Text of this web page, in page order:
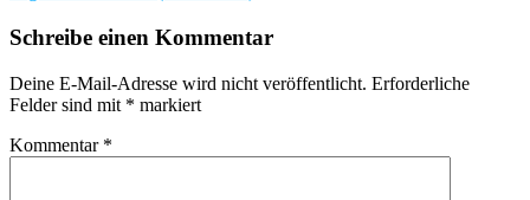
Schreibe einen Kommentar
Deine E-Mail-Adresse wird nicht veröffentlicht. Erforderliche
Felder sind mit * markiert
Kommentar *